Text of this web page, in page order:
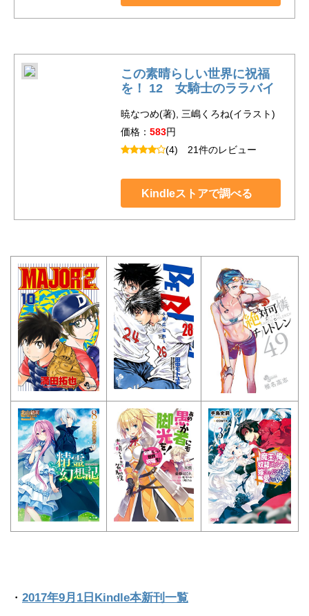
この素晴らしい世界に祝福
を！ 12 女騎士のララバイ
暁なつめ(著), 三嶋くろね(イラスト)
価格： 583円
(4) 21件のレビュー
Kindleストアで調べる
・ 2017年9月1日Kindle本新刊一覧